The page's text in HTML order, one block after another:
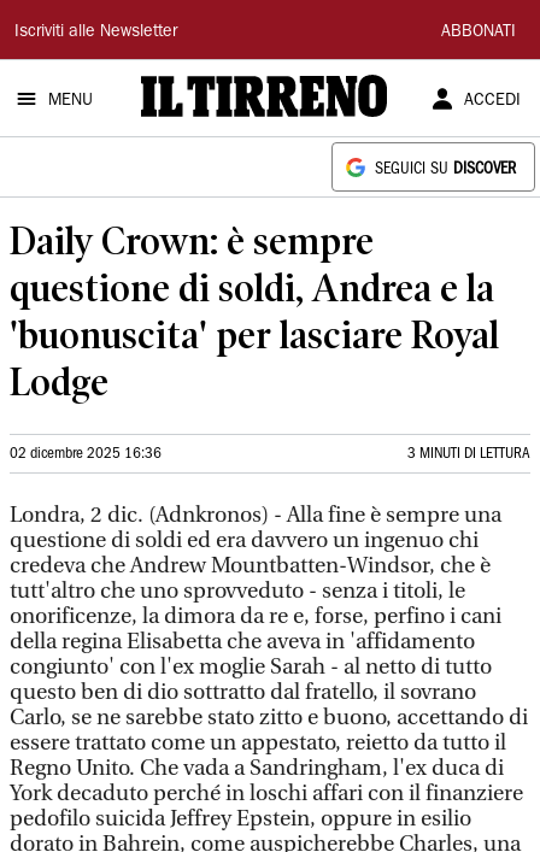
Il
Tirreno
Iscriviti alle Newsletter ABBONATI
MENU ACCEDI
SEGUICI SU DISCOVER
Daily Crown: è sempre
questione di soldi, Andrea e la
'buonuscita' per lasciare Royal
Lodge
02 dicembre 2025 16:36 3 MINUTI DI LETTURA
Londra, 2 dic. (Adnkronos) - Alla fine è sempre una
questione di soldi ed era davvero un ingenuo chi
credeva che Andrew Mountbatten-Windsor, che è
tutt'altro che uno sprovveduto - senza i titoli, le
onorificenze, la dimora da re e, forse, perfino i cani
della regina Elisabetta che aveva in 'affidamento
congiunto' con l'ex moglie Sarah - al netto di tutto
questo ben di dio sottratto dal fratello, il sovrano
Carlo, se ne sarebbe stato zitto e buono, accettando di
essere trattato come un appestato, reietto da tutto il
Regno Unito. Che vada a Sandringham, l'ex duca di
York decaduto perché in loschi affari con il finanziere
pedofilo suicida Jeffrey Epstein, oppure in esilio
dorato in Bahrein, come auspicherebbe Charles, una